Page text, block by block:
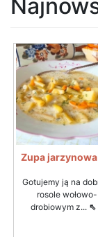
Zupa jarzynowa
Gotujemy ją na
rosole wołowo-
drobiowym z... ⇖